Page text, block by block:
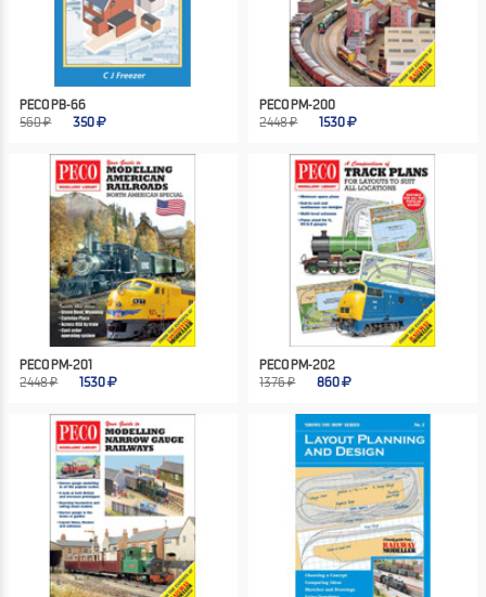
PECO PB-66
560 ₽
350
PECO PM-200
2448 ₽
1530
PECO PM-201
2448 ₽
1530
PECO PM-202
1376 ₽
860